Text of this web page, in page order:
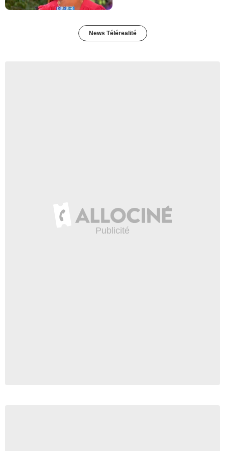
News Télérealité